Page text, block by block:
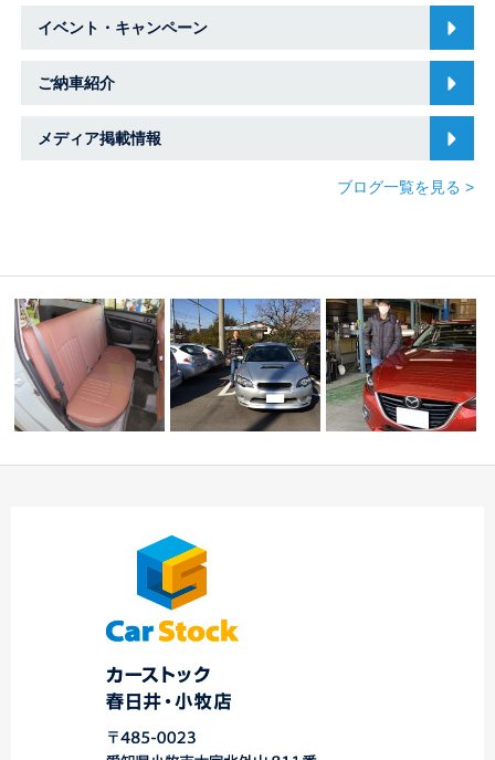
イベント・キャンペーン
ご納車紹介
メディア掲載情報
ブログ一覧を見る >
ー 御納車！！ ☆